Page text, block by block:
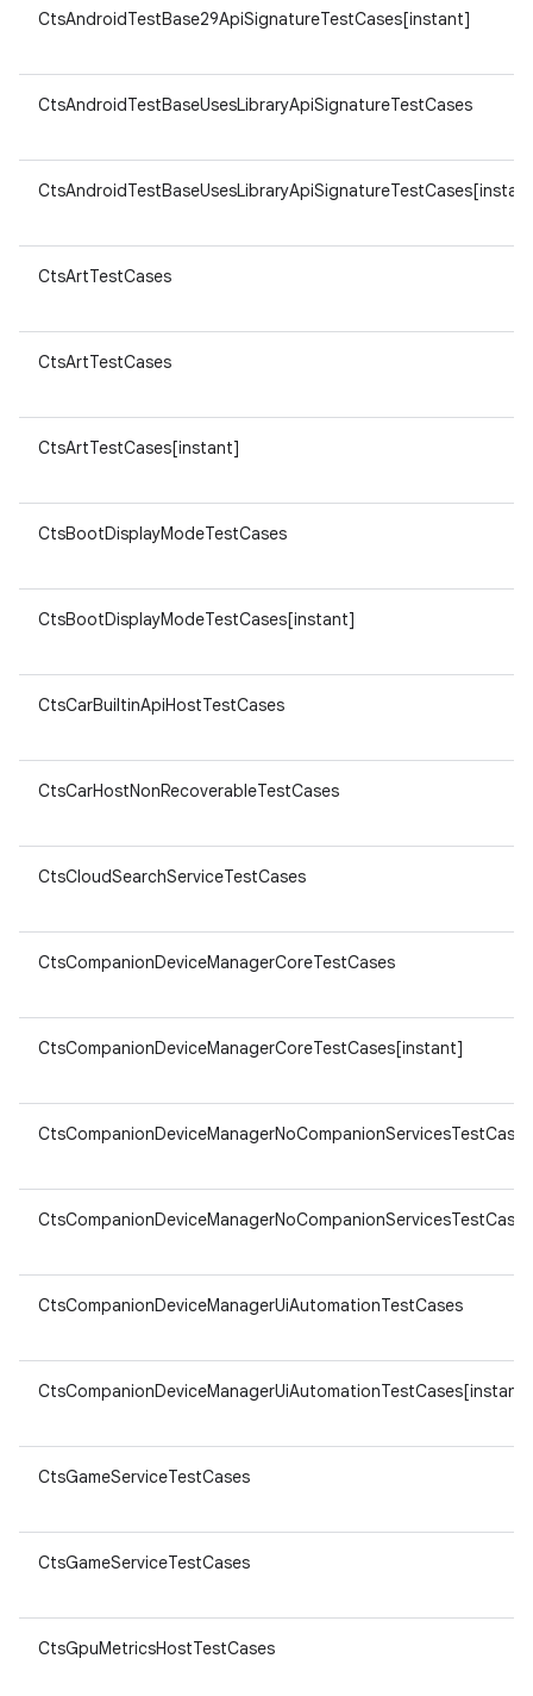
CtsAndroidTestBase29ApiSignatureTestCases[instant]
CtsAndroidTestBaseUsesLibraryApiSignatureTestCases
CtsArtTestCases
CtsArtTestCases
CtsArtTestCases[instant]
CtsBootDisplayModeTestCases
CtsBootDisplayModeTestCases[instant]
CtsCarBuiltinApiHostTestCases
CtsCarHostNonRecoverableTestCases
CtsCloudSearchServiceTestCases
CtsCompanionDeviceManagerCoreTestCases
CtsCompanionDeviceManagerCoreTestCases[instant]
CtsCompanionDeviceManagerNoCompanionServicesTestCases
CtsCompanionDeviceManagerUiAutomationTestCases
CtsCompanionDeviceManagerUiAutomationTestCases[instant]
CtsGameServiceTestCases
CtsGameServiceTestCases
CtsGpuMetricsHostTestCases